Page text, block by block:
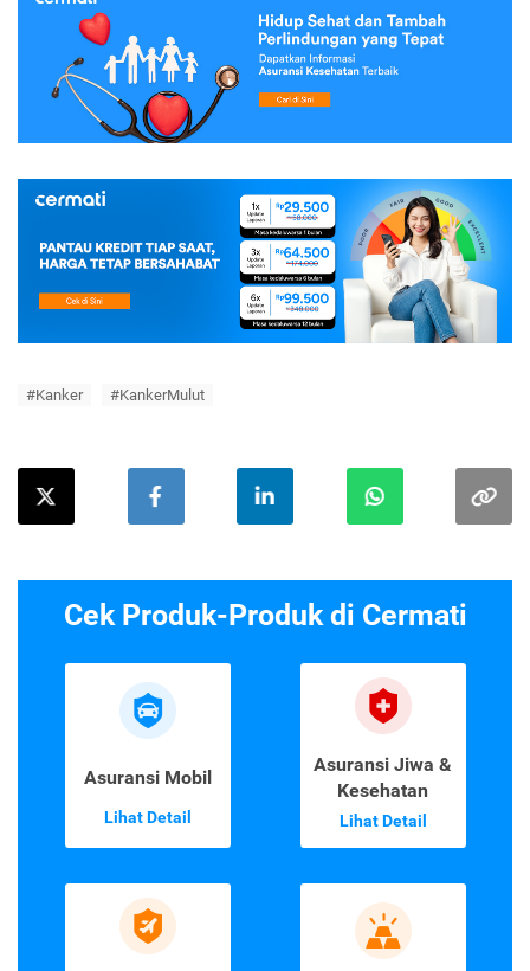
#Kanker #KankerMulut
Cek Produk-Produk di Cermati
Asuransi Mobil
Lihat Detail
Asuransi Jiwa &
Kesehatan
Lihat Detail